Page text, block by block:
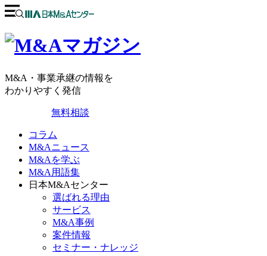
M&A・事業承継の情報を
わかりやすく発信
無料相談
コラム
M&Aニュース
M&Aを学ぶ
M&A用語集
日本M&Aセンター
選ばれる理由
サービス
M&A事例
案件情報
セミナー・ナレッジ